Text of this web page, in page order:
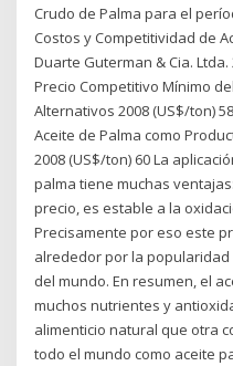
Crudo de Palma para el
Costos y Competitividad de
Duarte Guterman & Cia.
Precio Competitivo Mínimo
Alternativos 2008 (US$/ton)
Aceite de Palma como
2008 (US$/ton) 60 La
palma tiene muchas
precio, es estable a la
Precisamente por eso este
alrededor por la
del mundo. En resumen, el
muchos nutrientes y
alimenticio natural que otra
todo el mundo como aceite